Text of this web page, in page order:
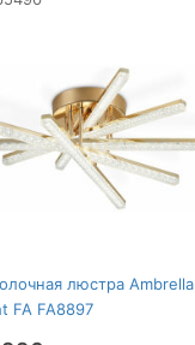
люстра Ambrella
FA FA8897